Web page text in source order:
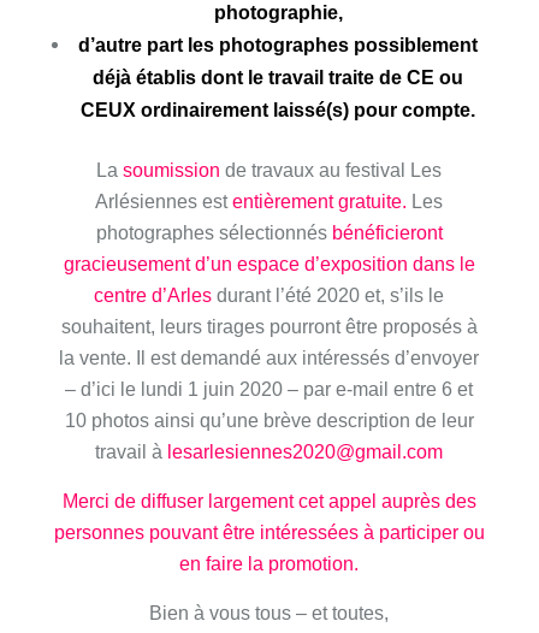
photographie,
d’autre part les photographes possiblement
déjà établis dont le travail traite de CE ou
CEUX ordinairement laissé(s) pour compte.
Lasoumission de travaux au festival Les
Arlésiennes estentièrement gratuite. Les
photographes sélectionnés bénéficieront
gracieusement d’un espace d’exposition dans le
centre d’Arles durant l’été 2020 et, s’ils le
souhaitent, leurs tirages pourront être proposés à
la vente. Il est demandé aux intéressés d’envoyer
– d’ici le lundi 1 juin 2020 – par e-mail entre 6 et
10 photos ainsi qu’une brève description de leur
travail à lesarlesiennes2020@gmail.com
Merci de diffuser largement cet appel auprès des
personnes pouvant être intéressées à participer ou
en faire la promotion.
Bien à vous tous – et toutes,